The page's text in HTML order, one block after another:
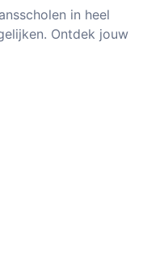
in heel
Ontdek jouw